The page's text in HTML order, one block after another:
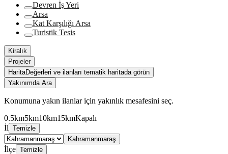
Devren İş Yeri
Arsa
Kat Karşılığı Arsa
Turistik Tesis
Kiralık
Projeler
HaritaDeğerleri ve ilanları tematik haritada görün
Yakınımda Ara
Konumuna yakın ilanlar için yakınlık mesafesini seç.
0.5km5km10km15kmKapalı
İl Temizle
Kahramanmaraş
İlçe Temizle